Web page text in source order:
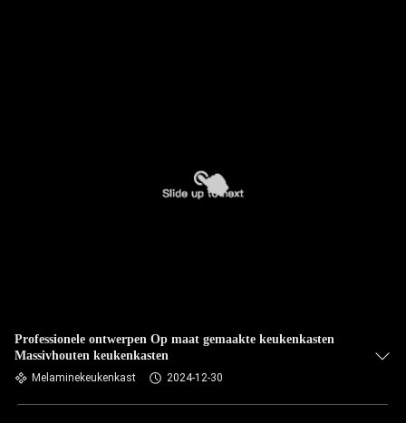
Professionele ontwerpen Op maat gemaakte keukenkasten
Massivhouten keukenkasten
Melaminekeukenkast 2024-12-30